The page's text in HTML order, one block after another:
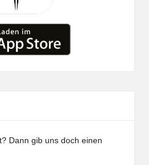
Dann gib uns doch einen